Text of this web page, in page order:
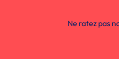
Ne ratez pas